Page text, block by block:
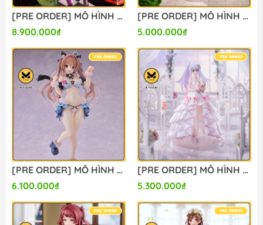
[PRE ORDER] MÔ HÌNH Limelight Lemonade Jam - Harumi Ena - 1/3.5 (Alice Glint) FIGURE CHÍNH HÃNG
8.900.000₫
[PRE ORDER] MÔ HÌNH Gochuumon wa Usagi Desu ka? - Hoto Kokoa - 1/7 - Dress Ver. (Luminous Box) FIGURE CHÍNH HÃNG
5.000.000₫
[PRE ORDER] MÔ HÌNH Original - Kanon-chan - 1/6 (Orchid Seed) FIGURE CHÍNH HÃNG
6.100.000₫
[PRE ORDER] MÔ HÌNH Plastic Memories - Isla - 1/7 - Wedding Dress Ver. (Aniplex (Shanghai) Culture and Arts) FIGURE CHÍNH HÃNG
5.300.000₫